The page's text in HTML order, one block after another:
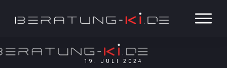
19. JULI 2024